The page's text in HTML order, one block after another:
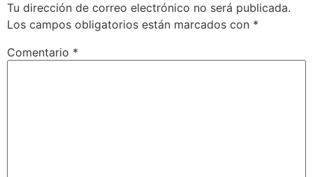
Tu dirección de correo electrónico no será publicada.
Los campos obligatorios están marcados con *
Comentario *